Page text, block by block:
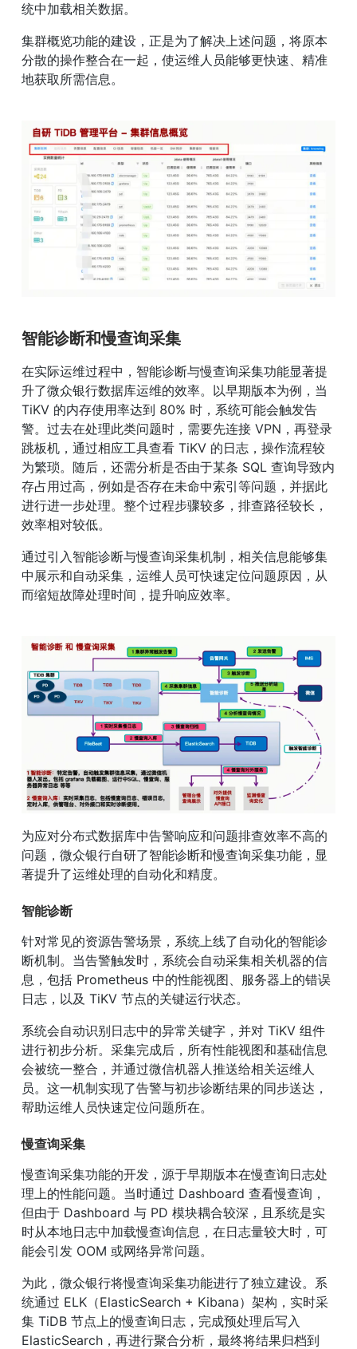
统中加载相关数据。
集群概览功能的建设，正是为了解决上述问题，将原本
分散的操作整合在一起，使运维人员能够更快速、精准
地获取所需信息。
智能诊断和慢查询采集
在实际运维过程中，智能诊断与慢查询采集功能显著提
升了微众银行数据库运维的效率。以早期版本为例，当
TiKV 的内存使用率达到 80% 时，系统可能会触发告
警。过去在处理此类问题时，需要先连接 VPN，再登录
跳板机，通过相应工具查看 TiKV 的日志，操作流程较
为繁琐。随后，还需分析是否由于某条 SQL 查询导致内
存占用过高，例如是否存在未命中索引等问题，并据此
进行进一步处理。整个过程步骤较多，排查路径较长，
效率相对较低。
通过引入智能诊断与慢查询采集机制，相关信息能够集
中展示和自动采集，运维人员可快速定位问题原因，从
而缩短故障处理时间，提升响应效率。
为应对分布式数据库中告警响应和问题排查效率不高的
问题，微众银行自研了智能诊断和慢查询采集功能，显
著提升了运维处理的自动化和精度。
智能诊断
针对常见的资源告警场景，系统上线了自动化的智能诊
断机制。当告警触发时，系统会自动采集相关机器的信
息，包括 Prometheus 中的性能视图、服务器上的错误
日志，以及 TiKV 节点的关键运行状态。
系统会自动识别日志中的异常关键字，并对 TiKV 组件
进行初步分析。采集完成后，所有性能视图和基础信息
会被统一整合，并通过微信机器人推送给相关运维人
员。这一机制实现了告警与初步诊断结果的同步送达，
帮助运维人员快速定位问题所在。
慢查询采集
慢查询采集功能的开发，源于早期版本在慢查询日志处
理上的性能问题。当时通过 Dashboard 查看慢查询，
但由于 Dashboard 与 PD 模块耦合较深，且系统是实
时从本地日志中加载慢查询信息，在日志量较大时，可
能会引发 OOM 或网络异常问题。
为此，微众银行将慢查询采集功能进行了独立建设。系
统通过 ELK（ElasticSearch + Kibana）架构，实时采
集 TiDB 节点上的慢查询日志，完成预处理后写入
ElasticSearch，再进行聚合分析，最终将结果归档到